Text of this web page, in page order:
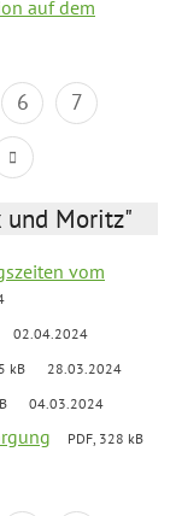
auf dem
6
7
und Moritz"
vom
02.04.2024
kB 28.03.2024
04.03.2024
PDF, 328 kB